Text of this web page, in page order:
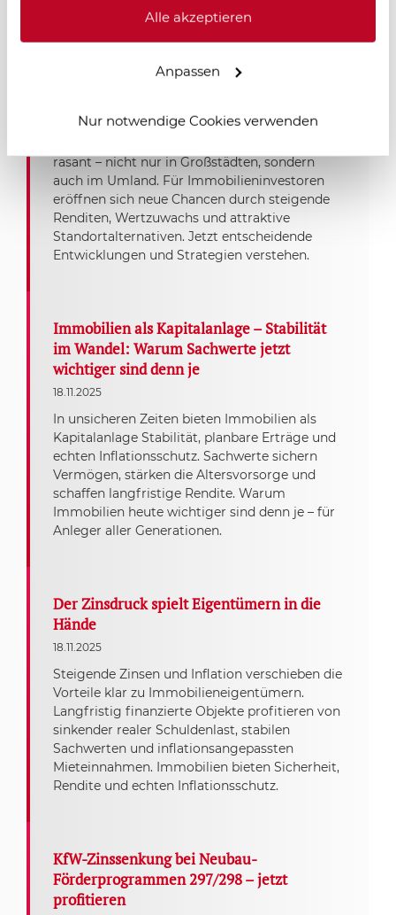
Alle akzeptieren
Anpassen
Nur notwendige Cookies verwenden
rasant: Chancen und Herausforderungen
18.11.2025
rasant – nicht nur in Großstädten, sondern
auch im Umland. Für Immobilieninvestoren
eröffnen sich neue Chancen durch steigende
Renditen, Wertzuwachs und attraktive
Standortalternativen. Jetzt entscheidende
Entwicklungen und Strategien verstehen.
Immobilien als Kapitalanlage – Stabilität
im Wandel: Warum Sachwerte jetzt
wichtiger sind denn je
18.11.2025
In unsicheren Zeiten bieten Immobilien als
Kapitalanlage Stabilität, planbare Erträge und
echten Inflationsschutz. Sachwerte sichern
Vermögen, stärken die Altersvorsorge und
schaffen langfristige Rendite. Warum
Immobilien heute wichtiger sind denn je – für
Anleger aller Generationen.
Der Zinsdruck spielt Eigentümern in die
Hände
18.11.2025
Steigende Zinsen und Inflation verschieben die
Vorteile klar zu Immobilieneigentümern.
Langfristig finanzierte Objekte profitieren von
sinkender realer Schuldenlast, stabilen
Sachwerten und inflationsangepassten
Mieteinnahmen. Immobilien bieten Sicherheit,
Rendite und echten Inflationsschutz.
KfW-Zinssenkung bei Neubau-
Förderprogrammen 297/298 – jetzt
profitieren